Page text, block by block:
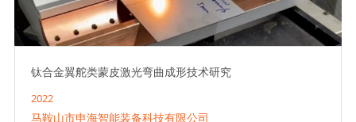
钛合金翼舵类蒙皮激光弯曲成形技术研究
2022
马鞍山市申海智能装备科技有限公司